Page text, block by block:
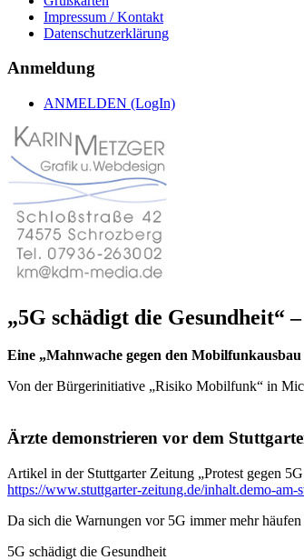
Impressum / Kontakt
Datenschutzerklärung
Anmeldung
ANMELDEN (LogIn)
„5G schädigt die Gesundheit“
Eine „Mahnwache gegen den
Von der Bürgerinitiative „Risiko Mobilfunk“ in
Ärzte demonstrieren vor dem
Artikel in der Stuttgarter Zeitung „Protest gegen
https://www.stuttgarter-zeitung.de/inhalt.demo-
Da sich die Warnungen vor 5G immer mehr
5G schädigt die Gesundheit